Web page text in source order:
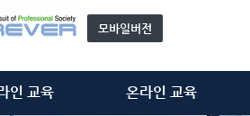
모바일버전
인 교육 온라인 교육